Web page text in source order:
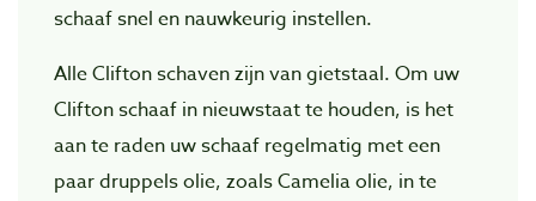
schaaf snel en nauwkeurig instellen.
Alle Clifton schaven zijn van gietstaal. Om uw
Clifton schaaf in nieuwstaat te houden, is het
aan te raden uw schaaf regelmatig met een
paar druppels olie, zoals Camelia olie, in te